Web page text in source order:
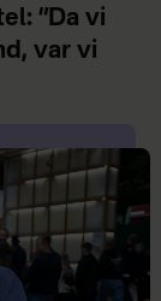
”Da vi
var vi